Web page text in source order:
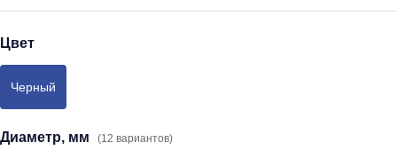
Цвет
Черный
Диаметр, мм (12 вариантов)